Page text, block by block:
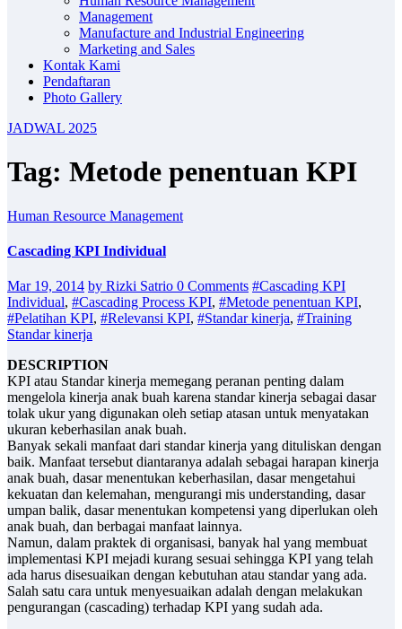
Management
Manufacture and Industrial Engineering
Marketing and Sales
Kontak Kami
Pendaftaran
Photo Gallery
JADWAL 2025
Tag: Metode penentuan KPI
Human Resource Management
Cascading KPI Individual
Mar 19, 2014 by Rizki Satrio 0 Comments #Cascading KPI
Individual, #Cascading Process KPI, #Metode penentuan KPI,
#Pelatihan KPI, #Relevansi KPI, #Standar kinerja, #Training
Standar kinerja
DESCRIPTION
KPI atau Standar kinerja memegang peranan penting dalam
mengelola kinerja anak buah karena standar kinerja sebagai dasar
tolak ukur yang digunakan oleh setiap atasan untuk menyatakan
ukuran keberhasilan anak buah.
Banyak sekali manfaat dari standar kinerja yang dituliskan dengan
baik. Manfaat tersebut diantaranya adalah sebagai harapan kinerja
anak buah, dasar menentukan keberhasilan, dasar mengetahui
kekuatan dan kelemahan, mengurangi mis understanding, dasar
umpan balik, dasar menentukan kompetensi yang diperlukan oleh
anak buah, dan berbagai manfaat lainnya.
Namun, dalam praktek di organisasi, banyak hal yang membuat
implementasi KPI mejadi kurang sesuai sehingga KPI yang telah
ada harus disesuaikan dengan kebutuhan atau standar yang ada.
Salah satu cara untuk menyesuaikan adalah dengan melakukan
pengurangan (cascading) terhadap KPI yang sudah ada.